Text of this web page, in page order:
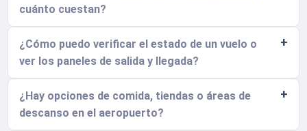
cuánto cuestan?
¿Cómo puedo verificar el estado de un vuelo o
ver los paneles de salida y llegada?
¿Hay opciones de comida, tiendas o áreas de
descanso en el aeropuerto?